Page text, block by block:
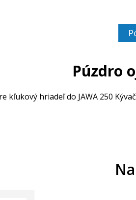
Púzdro
kľukový hriadeľ do JAWA 250